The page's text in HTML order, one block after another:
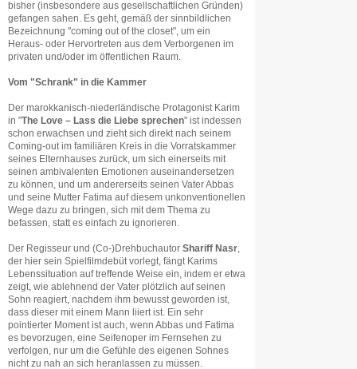
bisher (insbesondere aus gesellschaftlichen Gründen)
gefangen sahen. Es geht, gemäß der sinnbildlichen
Bezeichnung "coming out of the closet", um ein
Heraus- oder Hervortreten aus dem Verborgenen im
privaten und/oder im öffentlichen Raum.
Vom "Schrank" in die Kammer
Der marokkanisch-niederländische Protagonist Karim
in "The Love – Lass die Liebe sprechen" ist indessen
schon erwachsen und zieht sich direkt nach seinem
Coming-out im familiären Kreis in die Vorratskammer
seines Elternhauses zurück, um sich einerseits mit
seinen ambivalenten Emotionen auseinandersetzen
zu können, und um andererseits seinen Vater Abbas
und seine Mutter Fatima auf diesem unkonventionellen
Wege dazu zu bringen, sich mit dem Thema zu
befassen, statt es einfach zu ignorieren.
Der Regisseur und (Co-)Drehbuchautor Shariff Nasr
der hier sein Spielfilmdebüt vorlegt, fängt Karims
Lebenssituation auf treffende Weise ein, indem er etwa
zeigt, wie ablehnend der Vater plötzlich auf seinen
Sohn reagiert, nachdem ihm bewusst geworden ist,
dass dieser mit einem Mann liiert ist. Ein sehr
pointierter Moment ist auch, wenn Abbas und Fatima
es bevorzugen, eine Seifenoper im Fernsehen zu
verfolgen, nur um die Gefühle des eigenen Sohnes
nicht zu nah an sich heranlassen zu müssen.